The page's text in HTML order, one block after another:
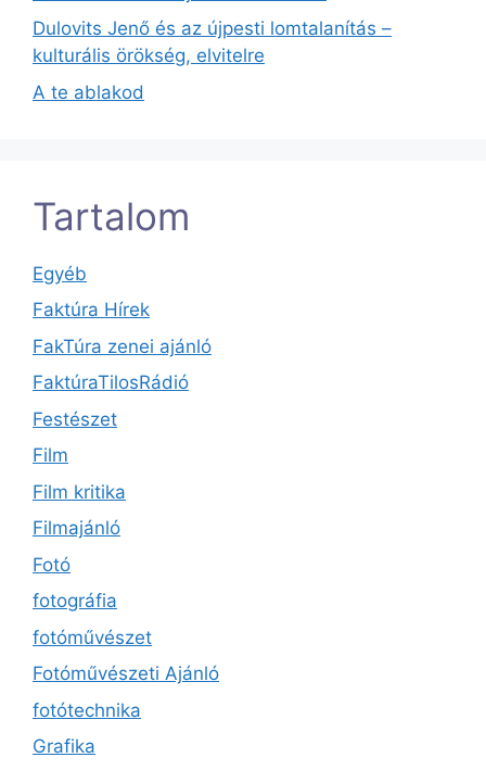
Dulovits Jenő és az újpesti lomtalanítás –
kulturális örökség, elvitelre
A te ablakod
Tartalom
Egyéb
Faktúra Hírek
FakTúra zenei ajánló
FaktúraTilosRádió
Festészet
Film
Film kritika
Filmajánló
Fotó
fotográfia
fotóművészet
Fotóművészeti Ajánló
fotótechnika
Grafika